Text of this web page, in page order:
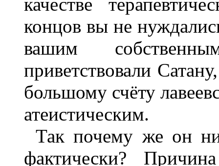
качестве
концов вы не
вашим
приветствовали
большому счёту
атеистическим.
Так почему же он
фактически?